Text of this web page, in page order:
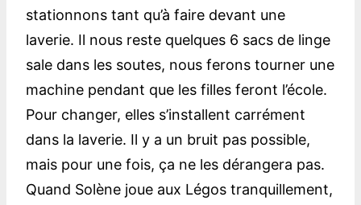
stationnons tant qu’à faire devant une
laverie. Il nous reste quelques 6 sacs de linge
sale dans les soutes, nous ferons tourner une
machine pendant que les filles feront l’école.
Pour changer, elles s’installent carrément
dans la laverie. Il y a un bruit pas possible,
mais pour une fois, ça ne les dérangera pas.
Quand Solène joue aux Légos tranquillement,